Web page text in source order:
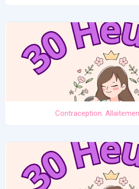
Contraception.
Contraception.